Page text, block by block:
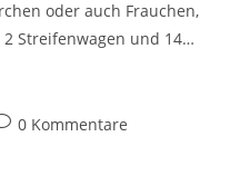
oder auch Frauchen,
Streifenwagen und 14…
0 Kommentare